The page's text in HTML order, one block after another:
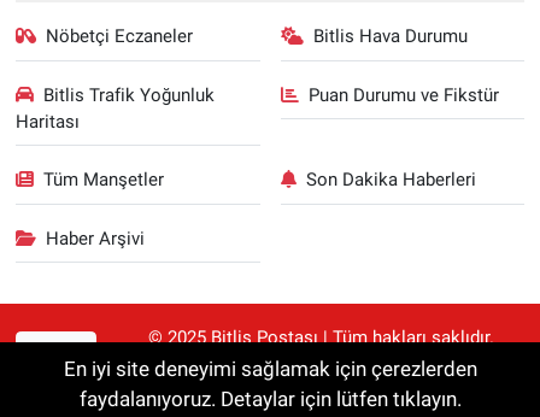
Nöbetçi Eczaneler Bitlis Hava Durumu
Bitlis Trafik Yoğunluk
Haritası
Puan Durumu ve Fikstür
Tüm Manşetler Son Dakika Haberleri
Haber Arşivi
© 2025 Bitlis Postası | Tüm hakları saklıdır.
Haberler kaynak gösterilmeden alıntılanamaz.
En iyi site deneyimi sağlamak için çerezlerden
faydalanıyoruz. Detaylar için lütfen tıklayın.